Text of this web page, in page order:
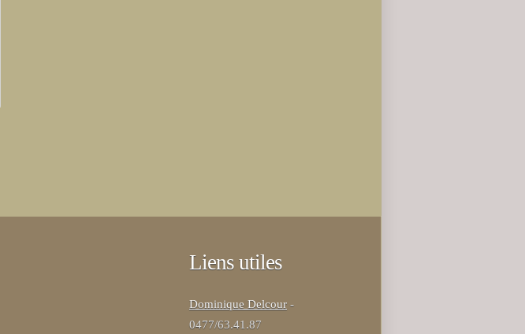
Liens utiles
Dominique Delcour -
0477/63.41.87